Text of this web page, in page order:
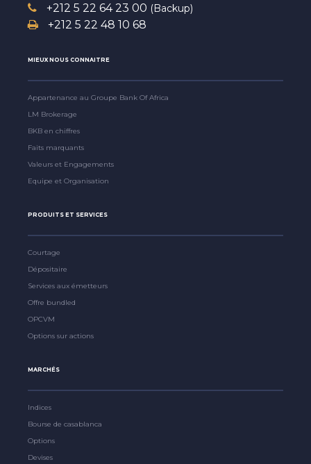
+212 5 22 64 23 00 (Backup)
+212 5 22 48 10 68
MIEUX NOUS CONNAITRE
Appartenance au Groupe Bank Of Africa
LM Brokerage
BKB en chiffres
Faits marquants
Valeurs et Engagements
Equipe et Organisation
PRODUITS ET SERVICES
Courtage
Dépositaire
Services aux émetteurs
Offre bundled
OPCVM
Options sur actions
MARCHÉS
Indices
Bourse de casablanca
Options
Devises